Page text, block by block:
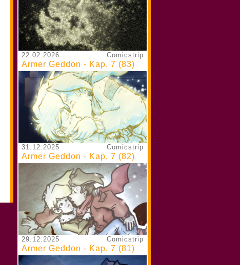
22.02.2026 Comicstrip
Armer Geddon - Kap. 7 (83)
31.12.2025 Comicstrip
Armer Geddon - Kap. 7 (82)
29.12.2025 Comicstrip
Armer Geddon - Kap. 7 (81)